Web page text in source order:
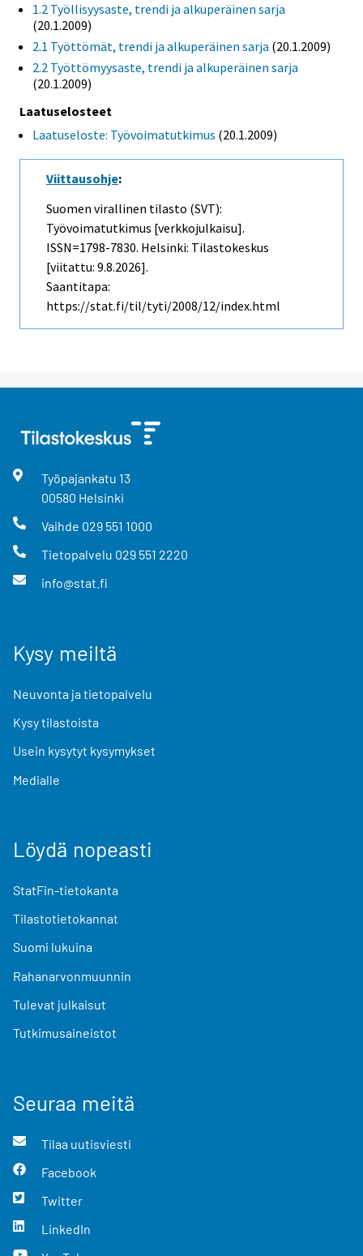
1.2 Työllisyysaste, trendi ja alkuperäinen sarja
(20.1.2009)
2.1 Työttömät, trendi ja alkuperäinen sarja (20.1.2009)
2.2 Työttömyysaste, trendi ja alkuperäinen sarja
(20.1.2009)
Laatuselosteet
Laatuseloste: Työvoimatutkimus (20.1.2009)
Viittausohje:
Suomen virallinen tilasto (SVT):
Työvoimatutkimus [verkkojulkaisu].
ISSN=1798-7830. Helsinki: Tilastokeskus
[viitattu: 9.8.2026].
Saantitapa:
https://stat.fi/til/tyti/2008/12/index.html
Työpajankatu 13
00580 Helsinki
Vaihde 029 551 1000
Tietopalvelu 029 551 2220
info@stat.fi
Kysy meiltä
Neuvonta ja tietopalvelu
Kysy tilastoista
Usein kysytyt kysymykset
Medialle
Löydä nopeasti
StatFin-tietokanta
Tilastotietokannat
Suomi lukuina
Rahanarvonmuunnin
Tulevat julkaisut
Tutkimusaineistot
Seuraa meitä
Tilaa uutisviesti
Facebook
Twitter
LinkedIn